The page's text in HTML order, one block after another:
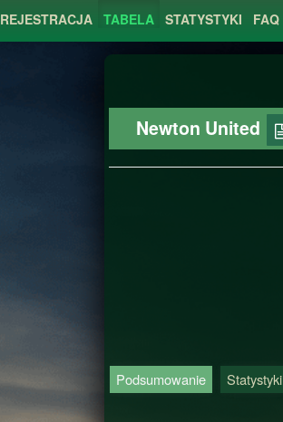
REJESTRACJA TABELA STATYSTYKI FAQ
Newton United
Podsumowanie Statystyki